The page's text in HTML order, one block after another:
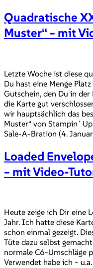
Quadratische
Muster“ – mit
Letzte Woche ist diese
Du hast eine Menge
Gutschein, den Du in
die Karte gut
wir hauptsächlich das
Muster“ von
Sale-A-Bration (4.
Loaded
– mit Video-
Heute zeige ich Dir eine
Jahr. Ich hatte diese
schon einmal gezeigt.
Tüte dazu selbst
normale C6-Umschläge
Verwendet habe ich –